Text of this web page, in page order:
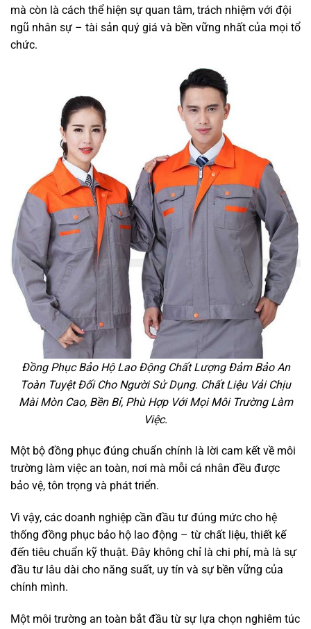
mà còn là cách thể hiện sự quan tâm, trách nhiệm với đội
ngũ nhân sự – tài sản quý giá và bền vững nhất của mọi tổ
chức.
Đồng Phục Bảo Hộ Lao Động Chất Lượng Đảm Bảo An
Toàn Tuyệt Đối Cho Người Sử Dụng. Chất Liệu Vải Chịu
Mài Mòn Cao, Bền Bỉ, Phù Hợp Với Mọi Môi Trường Làm
Việc.
Một bộ đồng phục đúng chuẩn chính là lời cam kết về môi
trường làm việc an toàn, nơi mà mỗi cá nhân đều được
bảo vệ, tôn trọng và phát triển.
Vì vậy, các doanh nghiệp cần đầu tư đúng mức cho hệ
thống đồng phục bảo hộ lao động – từ chất liệu, thiết kế
đến tiêu chuẩn kỹ thuật. Đây không chỉ là chi phí, mà là sự
đầu tư lâu dài cho năng suất, uy tín và sự bền vững của
chính mình.
Một môi trường an toàn bắt đầu từ sự lựa chọn nghiêm túc